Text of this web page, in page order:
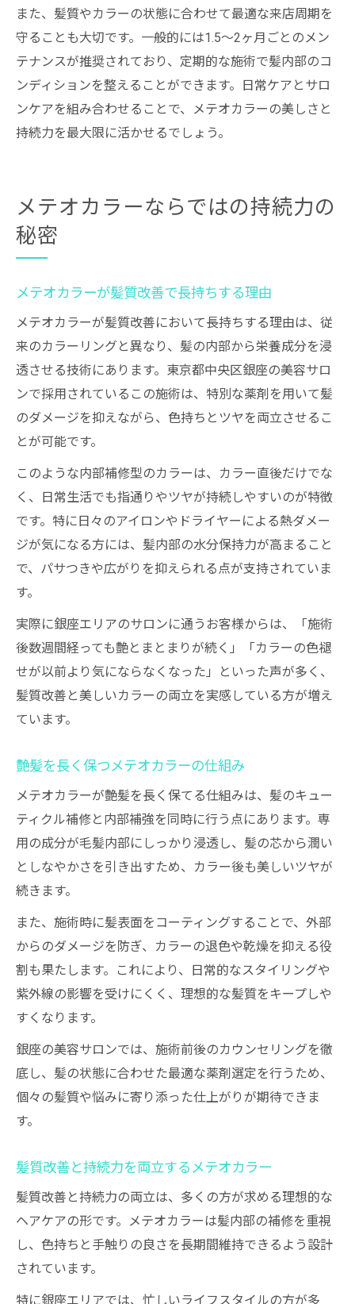
また、髪質やカラーの状態に合わせて最適な来店周期を
守ることも大切です。一般的には1.5〜2ヶ月ごとのメン
テナンスが推奨されており、定期的な施術で髪内部のコ
ンディションを整えることができます。日常ケアとサロ
ンケアを組み合わせることで、メテオカラーの美しさと
持続力を最大限に活かせるでしょう。
メテオカラーならではの持続力の
秘密
メテオカラーが髪質改善で長持ちする理由
メテオカラーが髪質改善において長持ちする理由は、従
来のカラーリングと異なり、髪の内部から栄養成分を浸
透させる技術にあります。東京都中央区銀座の美容サロ
ンで採用されているこの施術は、特別な薬剤を用いて髪
のダメージを抑えながら、色持ちとツヤを両立させるこ
とが可能です。
このような内部補修型のカラーは、カラー直後だけでな
く、日常生活でも指通りやツヤが持続しやすいのが特徴
です。特に日々のアイロンやドライヤーによる熱ダメー
ジが気になる方には、髪内部の水分保持力が高まること
で、パサつきや広がりを抑えられる点が支持されていま
す。
実際に銀座エリアのサロンに通うお客様からは、「施術
後数週間経っても艶とまとまりが続く」「カラーの色褪
せが以前より気にならなくなった」といった声が多く、
髪質改善と美しいカラーの両立を実感している方が増え
ています。
艶髪を長く保つメテオカラーの仕組み
メテオカラーが艶髪を長く保てる仕組みは、髪のキュー
ティクル補修と内部補強を同時に行う点にあります。専
用の成分が毛髪内部にしっかり浸透し、髪の芯から潤い
としなやかさを引き出すため、カラー後も美しいツヤが
続きます。
また、施術時に髪表面をコーティングすることで、外部
からのダメージを防ぎ、カラーの退色や乾燥を抑える役
割も果たします。これにより、日常的なスタイリングや
紫外線の影響を受けにくく、理想的な髪質をキープしや
すくなります。
銀座の美容サロンでは、施術前後のカウンセリングを徹
底し、髪の状態に合わせた最適な薬剤選定を行うため、
個々の髪質や悩みに寄り添った仕上がりが期待できま
す。
髪質改善と持続力を両立するメテオカラー
髪質改善と持続力の両立は、多くの方が求める理想的な
ヘアケアの形です。メテオカラーは髪内部の補修を重視
し、色持ちと手触りの良さを長期間維持できるよう設計
されています。
特に銀座エリアでは、忙しいライフスタイルの方が多